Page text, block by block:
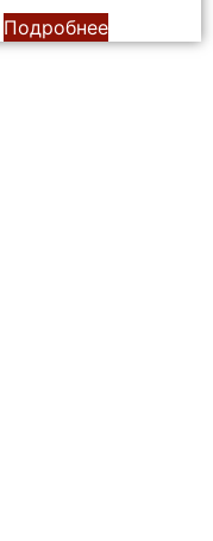
Подробнее